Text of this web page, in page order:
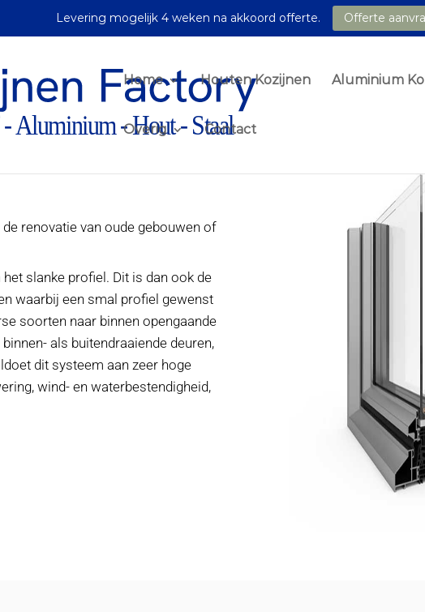
Home Houten Kozijnen Aluminium
Overig Contact
renovatie van oude gebouwen of
slanke profiel. Dit is dan ook de
waarbij een smal profiel gewenst
soorten naar binnen opengaande
als buitendraaiende deuren,
dit systeem aan zeer hoge
wind- en waterbestendigheid,
Levering mogelijk 4 weken na akkoord offerte. Offerte